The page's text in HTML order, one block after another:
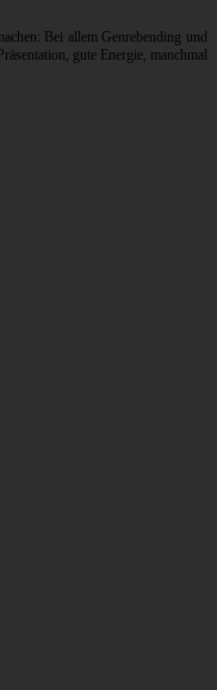
Bei allem Genrebending und
gute Energie, manchmal